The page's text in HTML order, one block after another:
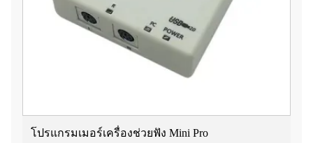
โปรแกรมเมอร์เครื่องช่วยฟัง Mini Pro